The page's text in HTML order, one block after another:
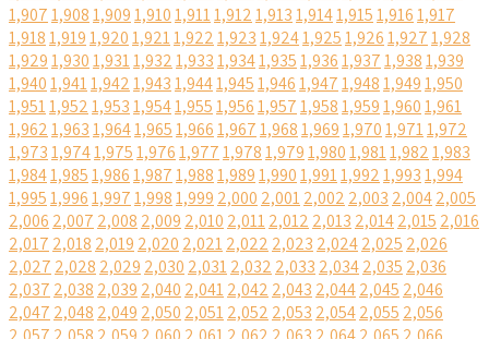
1,9071,9081,9091,9101,9111,9121,9131,9141,9151,9161,917
1,9181,9191,9201,9211,9221,9231,9241,9251,9261,9271,928
1,9291,9301,9311,9321,9331,9341,9351,9361,9371,9381,939
1,9401,9411,9421,9431,9441,9451,9461,9471,9481,9491,950
1,9511,9521,9531,9541,9551,9561,9571,9581,9591,9601,961
1,9621,9631,9641,9651,9661,9671,9681,9691,9701,9711,972
1,9731,9741,9751,9761,9771,9781,9791,9801,9811,9821,983
1,9841,9851,9861,9871,9881,9891,9901,9911,9921,9931,994
1,9951,9961,9971,9981,999 2,000 2,0012,002 2,003 2,0042,005
2,006 2,007 2,008 2,009 2,010 2,0112,012 2,013 2,0142,015 2,016
2,017 2,018 2,019 2,020 2,0212,022 2,023 2,0242,025 2,026
2,027 2,028 2,029 2,030 2,0312,032 2,033 2,0342,035 2,036
2,037 2,038 2,039 2,040 2,0412,042 2,043 2,0442,045 2,046
2,047 2,048 2,049 2,050 2,0512,052 2,053 2,0542,055 2,056